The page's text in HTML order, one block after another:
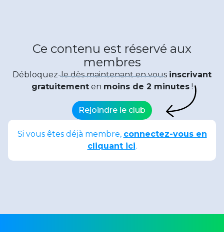
Ce contenu est réservé aux
membres
Débloquez-le dès maintenant en vous inscrivant
gratuitementen moins de 2 minutes!
Rejoindre le club
Si vous êtes déjà membre, connectez-vous en
cliquant ici.